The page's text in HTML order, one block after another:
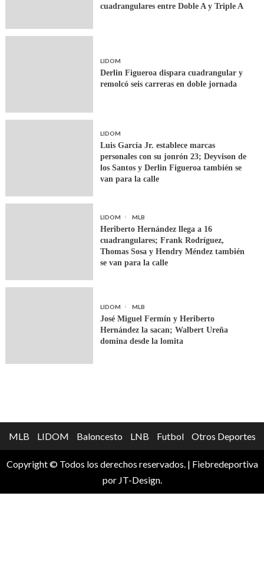
cuadrangulares entre Doble A y Triple A
LIDOM
Derlin Figueroa dispara cuadrangular y
remolcó seis carreras en doble jornada
LIDOM
Luis García Jr. establece marcas
personales con su jonrón 23; Deyvison de
los Santos y Derlin Figueroa también se
van para la calle
LIDOM MLB
Heriberto Hernández llega a 16
cuadrangulares; Frank Rodríguez,
Thomas Sosa y Hendry Méndez también
se van para la calle
LIDOM MLB
José Miguel Fermín y Heriberto
Hernández la sacan; Walbert Ureña
domina desde la lomita
MLB LIDOM Baloncesto LNB Futbol Otros Deportes
Copyright © Todos los derechos reservados. | Fiebredeportiva
por JT-Design.